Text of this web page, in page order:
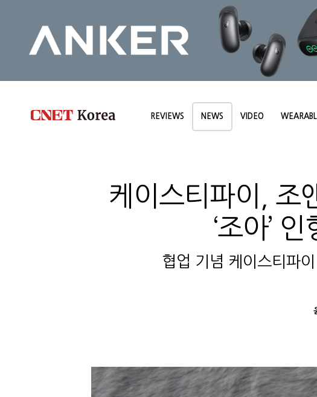
REVIEWS NEWS VIDEO
케이스티파이, 조
‘조아’
협업 기념 케이스티파